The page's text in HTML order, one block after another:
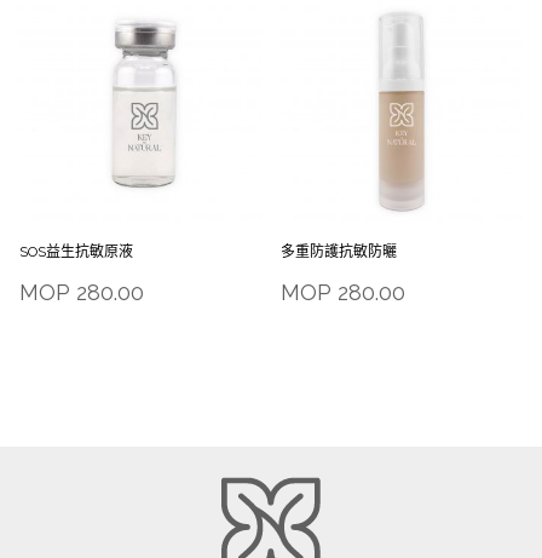
SOS益生抗敏原液
MOP 280.00
多重防護抗敏防曬
MOP 280.00